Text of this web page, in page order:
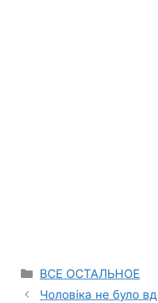
Categories
ВСЕ ОСТАЛЬНОЕ
Чоловіка не було